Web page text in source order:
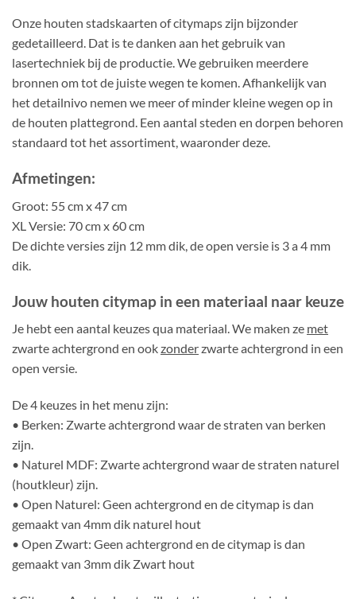
Onze houten stadskaarten of citymaps zijn bijzonder
gedetailleerd. Dat is te danken aan het gebruik van
lasertechniek bij de productie. We gebruiken meerdere
bronnen om tot de juiste wegen te komen. Afhankelijk van
het detailnivo nemen we meer of minder kleine wegen op in
de houten plattegrond. Een aantal steden en dorpen behoren
standaard tot het assortiment, waaronder deze.
Afmetingen:
Groot: 55 cm x 47 cm
XL Versie: 70 cm x 60 cm
De dichte versies zijn 12 mm dik, de open versie is 3 a 4 mm
dik.
Jouw houten citymap in een materiaal naar keuze
Je hebt een aantal keuzes qua materiaal. We maken ze met
zwarte achtergrond en ookzonderzwarte achtergrond in een
open versie.
De 4 keuzes in het menu zijn:
• Berken: Zwarte achtergrond waar de straten van berken
zijn.
• Naturel MDF: Zwarte achtergrond waar de straten naturel
(houtkleur) zijn.
• Open Naturel: Geen achtergrond en de citymap is dan
gemaakt van 4mm dik naturel hout
• Open Zwart: Geen achtergrond en de citymap is dan
gemaakt van 3mm dik Zwart hout